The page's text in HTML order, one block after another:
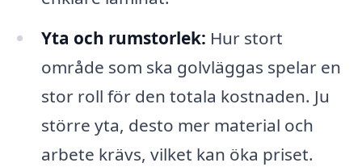
Yta och rumstorlek: Hur stort
område som ska golvläggas spelar en
stor roll för den totala kostnaden. Ju
större yta, desto mer material och
arbete krävs, vilket kan öka priset.